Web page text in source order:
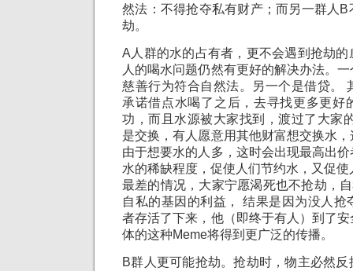
然法：不得抢夺私有财产；而另一群人
劫。
A人群的水的占有者，更不会遇到抢劫
人的喝水问题仍然有更好的解决办法。
慈善行为符合自然法。另一个是借贷。
承诺借点水喝了之后，去寻找更多更好
功，而且水源被大家找到，渡过了大家
是交换，有人愿意用其他财富想交换水
由于想要水的人多，这时会出现最高出
水的稀缺程度，促使人们节约水，又促
最差的情况，大家宁愿渴死也不抢劫，
自私的基因的利益， 结果是因为没人抢
者存活了下来，他（即终于有人）到了
体的这种Meme将得到更广泛的传播。
B群人更可能抢劫。抢劫时，物主必然